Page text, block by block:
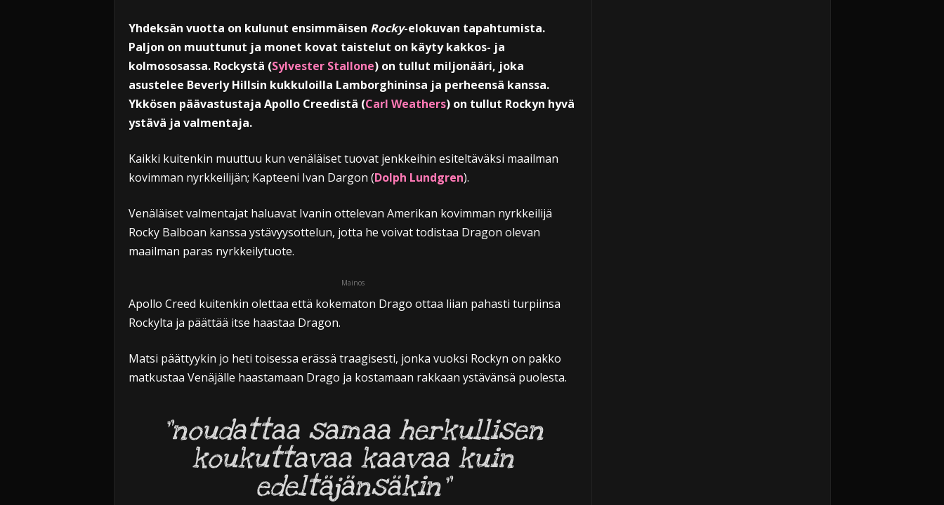
Yhdeksän vuotta on kulunut ensimmäisen Rocky-elokuvan tapahtumista.
Paljon on muuttunut ja monet kovat taistelut on käyty kakkos- ja
kolmososassa. Rockystä (Sylvester Stallone) on tullut miljonääri, joka
asustelee Beverly Hillsin kukkuloilla Lamborghininsa ja perheensä kanssa.
Ykkösen päävastustaja Apollo Creedistä (Carl Weathers) on tullut Rockyn hyvä
ystävä ja valmentaja.
Kaikki kuitenkin muuttuu kun venäläiset tuovat jenkkeihin esiteltäväksi maailman
kovimman nyrkkeilijän; Kapteeni Ivan Dargon (Dolph Lundgren).
Venäläiset valmentajat haluavat Ivanin ottelevan Amerikan kovimman nyrkkeilijä
Rocky Balboan kanssa ystävyysottelun, jotta he voivat todistaa Dragon olevan
maailman paras nyrkkeilytuote.
Mainos
Apollo Creed kuitenkin olettaa että kokematon Drago ottaa liian pahasti turpiinsa
Rockylta ja päättää itse haastaa Dragon.
Matsi päättyykin jo heti toisessa erässä traagisesti, jonka vuoksi Rockyn on pakko
matkustaa Venäjälle haastamaan Drago ja kostamaan rakkaan ystävänsä puolesta.
”noudattaa samaa herkullisen
koukuttavaa kaavaa kuin
edeltäjänsäkin”